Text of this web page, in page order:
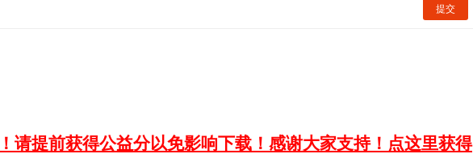
提交
请提前获得公益分以免影响下载！感谢大家支持！点这里获得